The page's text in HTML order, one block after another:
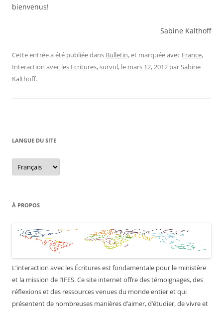
bienvenus!
Sabine Kalthoff
Cette entrée a été publiée dans Bulletin, et marquée avec France,
Interaction avec les Ecritures,survol, le mars 12, 2012 parSabine
Kalthoff.
LANGUE DU SITE
Langue
du
site
À PROPOS
L’interaction avec les Écritures est fondamentale pour le ministère
et la mission de l’IFES. Ce site internet offre des témoignages, des
réflexions et des ressources venues du monde entier et qui
présentent de nombreuses manières d’aimer, d’étudier, de vivre et